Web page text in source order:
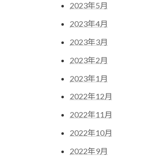
2023年5月
2023年4月
2023年3月
2023年2月
2023年1月
2022年12月
2022年11月
2022年10月
2022年9月